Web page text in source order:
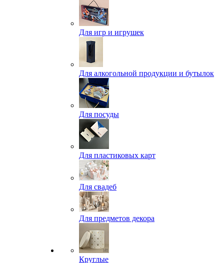
Для игр и игрушек
Для алкогольной продукции и бутылок
Для посуды
Для пластиковых карт
Для свадеб
Для предметов декора
Круглые